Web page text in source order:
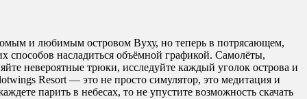
и любимым островом Вуху, но теперь в потрясающем,
способов насладиться объёмной графикой. Самолёты,
невероятные трюки, исследуйте каждый уголок острова и
Resort — это не просто симулятор, это медитация и
парить в небесах, то не упустите возможность скачать